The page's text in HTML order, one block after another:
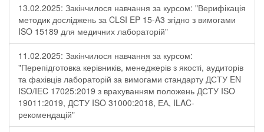
13.02.2025: Закінчилося навчання за курсом: "Верифікація
методик досліджень за CLSI EP 15-A3 згідно з вимогами
ISO 15189 для медичних лабораторій"
11.02.2025: Закінчилося навчання за курсом:
"Перепідготовка керівників, менеджерів з якості, аудиторів
та фахівців лабораторій за вимогами стандарту ДСТУ EN
ISO/IEC 17025:2019 з врахуванням положень ДСТУ ISO
19011:2019, ДСТУ ISO 31000:2018, ЕА, ILAC-
рекомендацій"